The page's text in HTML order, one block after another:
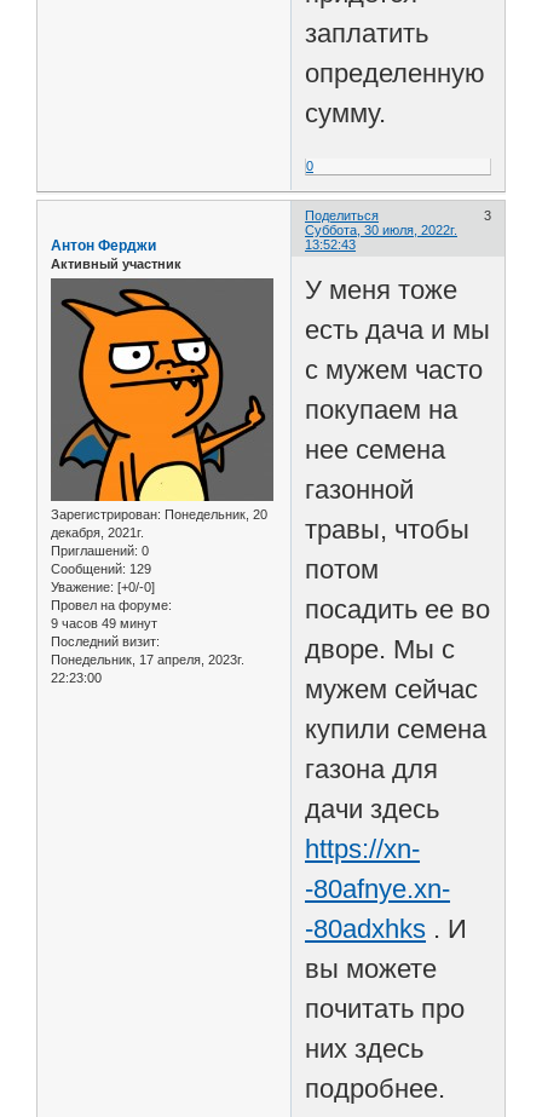
заплатить
определенную
сумму.
0
Поделиться
3
Суббота, 30 июля, 2022г.
13:52:43
Антон Ферджи
Активный участник
Зарегистрирован: Понедельник, 20
декабря, 2021г.
Приглашений: 0
Сообщений: 129
Уважение: [+0/-0]
Провел на форуме:
9 часов 49 минут
Последний визит:
Понедельник, 17 апреля, 2023г.
22:23:00
У меня тоже
есть дача и мы
с мужем часто
покупаем на
нее семена
газонной
травы, чтобы
потом
посадить ее во
дворе. Мы с
мужем сейчас
купили семена
газона для
дачи здесь
https://xn-
-80afnye.xn-
-80adxhks . И
вы можете
почитать про
них здесь
подробнее.